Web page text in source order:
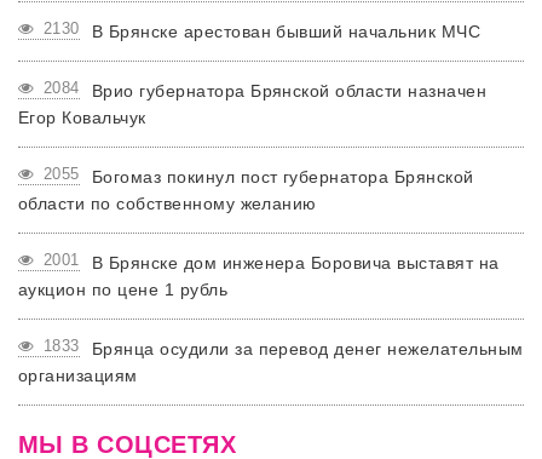
2130 В Брянске арестован бывший начальник МЧС
2084
Врио губернатора Брянской области назначен
Егор Ковальчук
2055
Богомаз покинул пост губернатора Брянской
области по собственному желанию
2001
В Брянске дом инженера Боровича выставят на
аукцион по цене 1 рубль
1833
Брянца осудили за перевод денег нежелательным
организациям
МЫ В СОЦСЕТЯХ